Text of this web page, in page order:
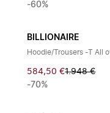
-60%
BILLIONAIRE
Hoodie/Trousers -T All
584,50 €1.948 €
-70%